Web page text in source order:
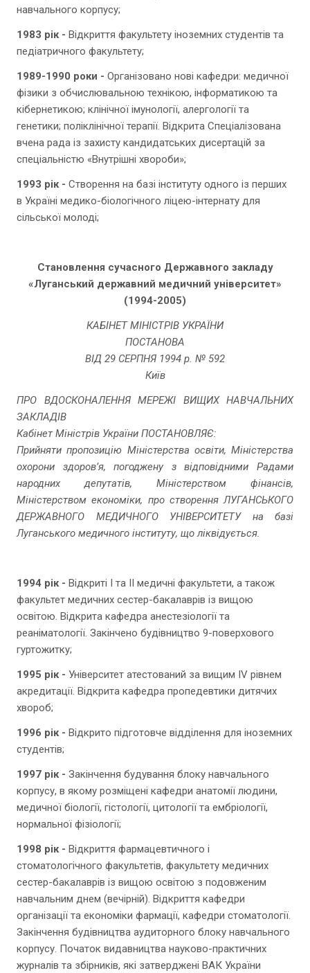
навчального корпусу;
1983 рік - Відкриття факультету іноземних студентів та
педіатричного факультету;
1989-1990 роки - Організовано нові кафедри: медичної
фізики з обчислювальною технікою, інформатикою та
кібернетикою; клінічної імунології, алергології та
генетики; поліклінічної терапії. Відкрита Спеціалізована
вчена рада із захисту кандидатських дисертацій за
спеціальністю «Внутрішні хвороби»;
1993 рік - Створення на базі інституту одного із перших
в Україні медико-біологічного ліцею-інтернату для
сільської молоді;
Становлення сучасного Державного закладу
«Луганський державний медичний університет»
(1994-2005)
КАБІНЕТ МІНІСТРІВ УКРАЇНИ
ПОСТАНОВА
ВІД 29 СЕРПНЯ 1994 р. № 592
Київ
ПРО ВДОСКОНАЛЕННЯ МЕРЕЖІ ВИЩИХ НАВЧАЛЬНИХ
ЗАКЛАДІВ
Кабінет Міністрів України ПОСТАНОВЛЯЄ:
Прийняти пропозицію Міністерства освіти, Міністерства
охорони здоров’я, погоджену з відповідними Радами
народних депутатів, Міністерством фінансів,
Міністерством економіки, про створення ЛУГАНСЬКОГО
ДЕРЖАВНОГО МЕДИЧНОГО УНІВЕРСИТЕТУ на базі
Луганського медичного інституту, що ліквідується.
1994 рік - Відкриті І та ІІ медичні факультети, а також
факультет медичних сестер-бакалаврів із вищою
освітою. Відкрита кафедра анестезіології та
реаніматології. Закінчено будівництво 9-поверхового
гуртожитку;
1995 рік - Університет атестований за вищим ІV рівнем
акредитації. Відкрита кафедра пропедевтики дитячих
хвороб;
1996 рік - Відкрито підготовче відділення для іноземних
студентів;
1997 рік - Закінчення будування блоку навчального
корпусу, в якому розміщені кафедри анатомії людини,
медичної біології, гістології, цитології та ембріології,
нормальної фізіології;
1998 рік - Відкриття фармацевтичного і
стоматологічного факультетів, факультету медичних
сестер-бакалаврів із вищою освітою з подовженим
навчальним днем (вечірній). Відкриття кафедри
організації та економіки фармації, кафедри стоматології.
Закінчення будівництва аудиторного блоку навчального
корпусу. Початок видавництва науково-практичних
журналів та збірників, які затверджені ВАК України